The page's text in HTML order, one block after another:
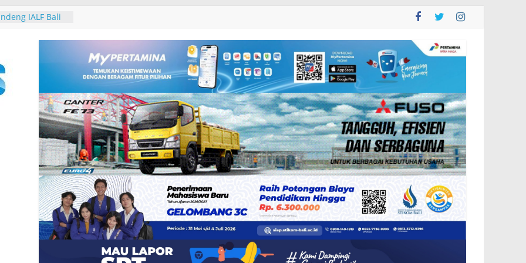
Demokrat
Sampah
IALF Bali
Bahasa
Studi
Nokia dan
Zankore by
Kawasan Asia-
Session
Gubernur
John
Besakih dan
Burung dari